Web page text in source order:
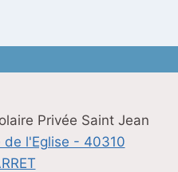
Privée Saint Jean
de l'Eglise - 40310